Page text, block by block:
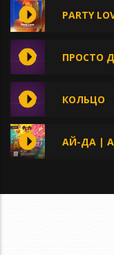
PARTY
ПРОСТО
КОЛЬЦО
АЙ-ДА |